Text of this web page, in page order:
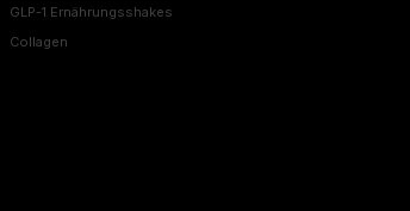
GLP-1 Ernährungsshakes
Collagen